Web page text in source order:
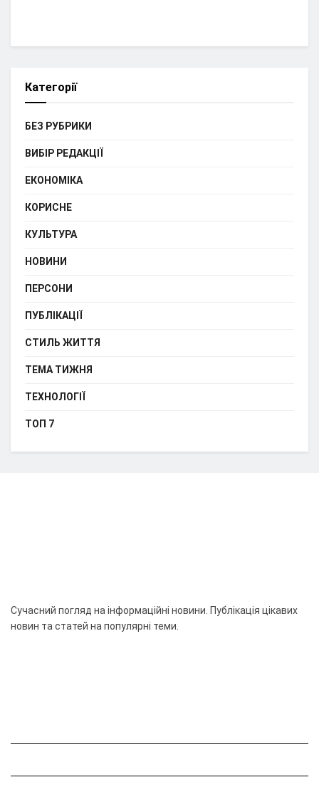
Категорії
БЕЗ РУБРИКИ
ВИБІР РЕДАКЦІЇ
ЕКОНОМІКА
КОРИСНЕ
КУЛЬТУРА
НОВИНИ
ПЕРСОНИ
ПУБЛІКАЦІЇ
СТИЛЬ ЖИТТЯ
ТЕМА ТИЖНЯ
ТЕХНОЛОГІЇ
ТОП 7
Сучасний погляд на інформаційні новини. Публікація цікавих
новин та статей на популярні теми.